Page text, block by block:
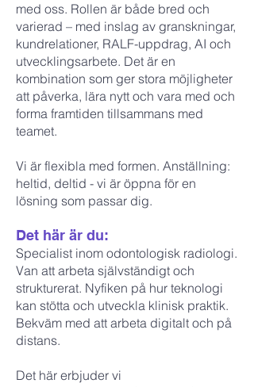
med oss. Rollen är både bred och
varierad – med inslag av granskningar,
kundrelationer, RALF-uppdrag, AI och
utvecklingsarbete. Det är en
kombination som ger stora möjligheter
att påverka, lära nytt och vara med och
forma framtiden tillsammans med
teamet.
Vi är flexibla med formen. Anställning:
heltid, deltid - vi är öppna för en
lösning som passar dig.
Det här är du:
Specialist inom odontologisk radiologi.
Van att arbeta självständigt och
strukturerat. Nyfiken på hur teknologi
kan stötta och utveckla klinisk praktik.
Bekväm med att arbeta digitalt och på
distans.
Det här erbjuder vi